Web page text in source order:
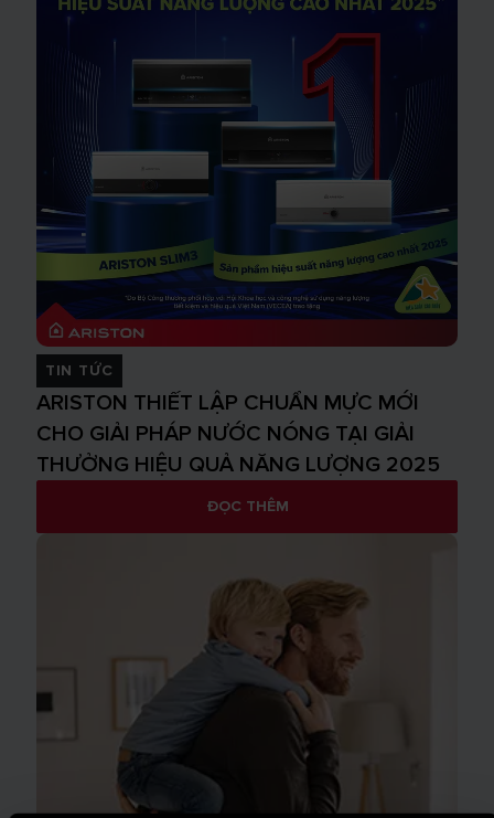
TIN TỨC
ARISTON THIẾT LẬP CHUẨN MỰC MỚI
CHO GIẢI PHÁP NƯỚC NÓNG TẠI GIẢI
THƯỞNG HIỆU QUẢ NĂNG LƯỢNG 2025
ĐỌC THÊM